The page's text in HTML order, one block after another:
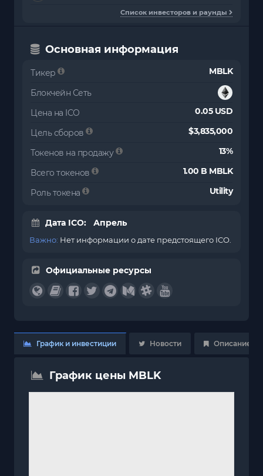
Список инвесторов и раунды
Основная информация
Тикер MBLK
Блокчейн Сеть
Цена на ICO
0.05 USD
Цель сборов $3,835,000
Токенов на продажу 13%
Всего токенов 1.00 B MBLK
Роль токена Utility
Дата ICO: Апрель
Важно: Нет информации о дате предстоящего ICO.
Официальные ресурсы
График и инвестиции Новости Описание
График цены MBLK